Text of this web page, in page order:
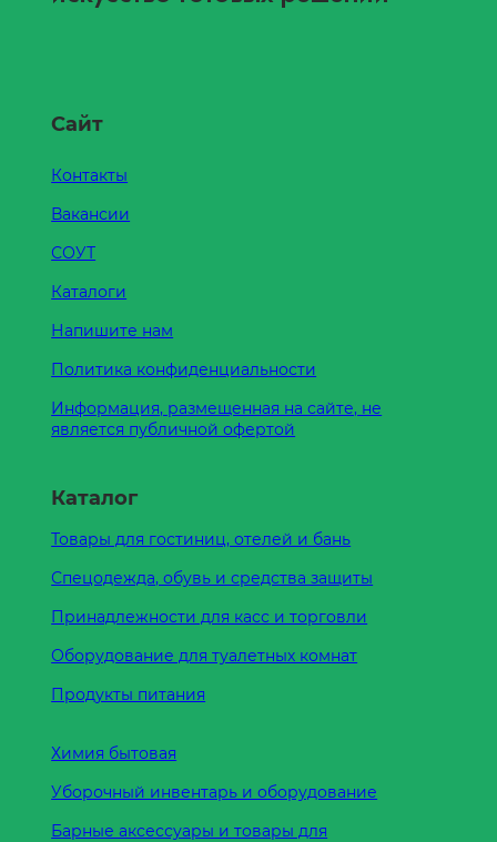
Сайт
Контакты
Вакансии
СОУТ
Каталоги
Напишите нам
Политика конфиденциальности
Информация, размещенная на сайте, не
является публичной офертой
Каталог
Товары для гостиниц, отелей и бань
Спецодежда, обувь и средства защиты
Принадлежности для касс и торговли
Оборудование для туалетных комнат
Продукты питания
Химия бытовая
Уборочный инвентарь и оборудование
Барные аксессуары и товары для